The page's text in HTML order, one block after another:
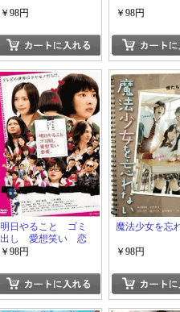
￥98円 ￥98円
明日やること ゴミ
出し 愛想笑い 恋
愛。
￥98円
魔法少女を忘
￥98円